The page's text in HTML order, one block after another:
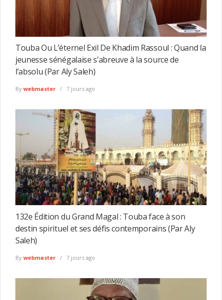
Touba Ou L’éternel Exil De Khadim Rassoul : Quand la
jeunesse sénégalaise s’abreuve à la source de
l’absolu (Par Aly Saleh)
By webmaster 7 jours ago
132e Édition du Grand Magal : Touba face à son
destin spirituel et ses défis contemporains (Par Aly
Saleh)
By webmaster 7 jours ago